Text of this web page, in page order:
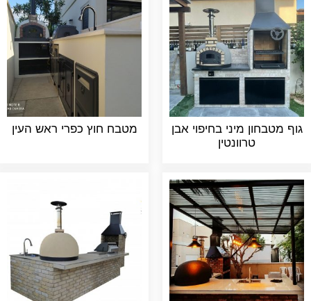
גוף מטבחון מיני בחיפוי אבן
טרוונטין
מטבח חוץ כפרי ראש העין